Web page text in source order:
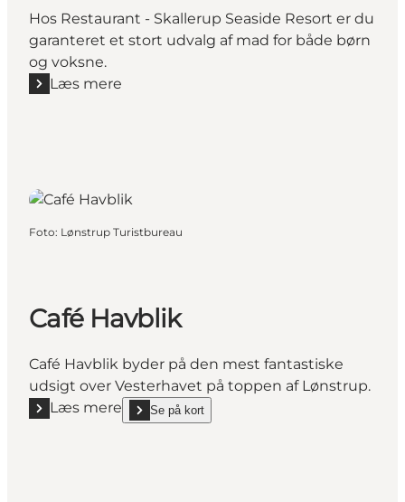
Hos Restaurant - Skallerup Seaside Resort er du
garanteret et stort udvalg af mad for både børn
og voksne.
Læs mere
Læs mere "Restaurant – Skallerup Seaside Resort"
Foto: Lønstrup Turistbureau
Café Havblik
Café Havblik byder på den mest fantastiske
udsigt over Vesterhavet på toppen af Lønstrup.
Læs mere
Læs mere "Café Havblik"
Se på kort
show Café Havblik on_map